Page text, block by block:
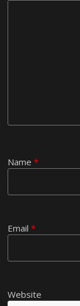
Name*
Email*
Website